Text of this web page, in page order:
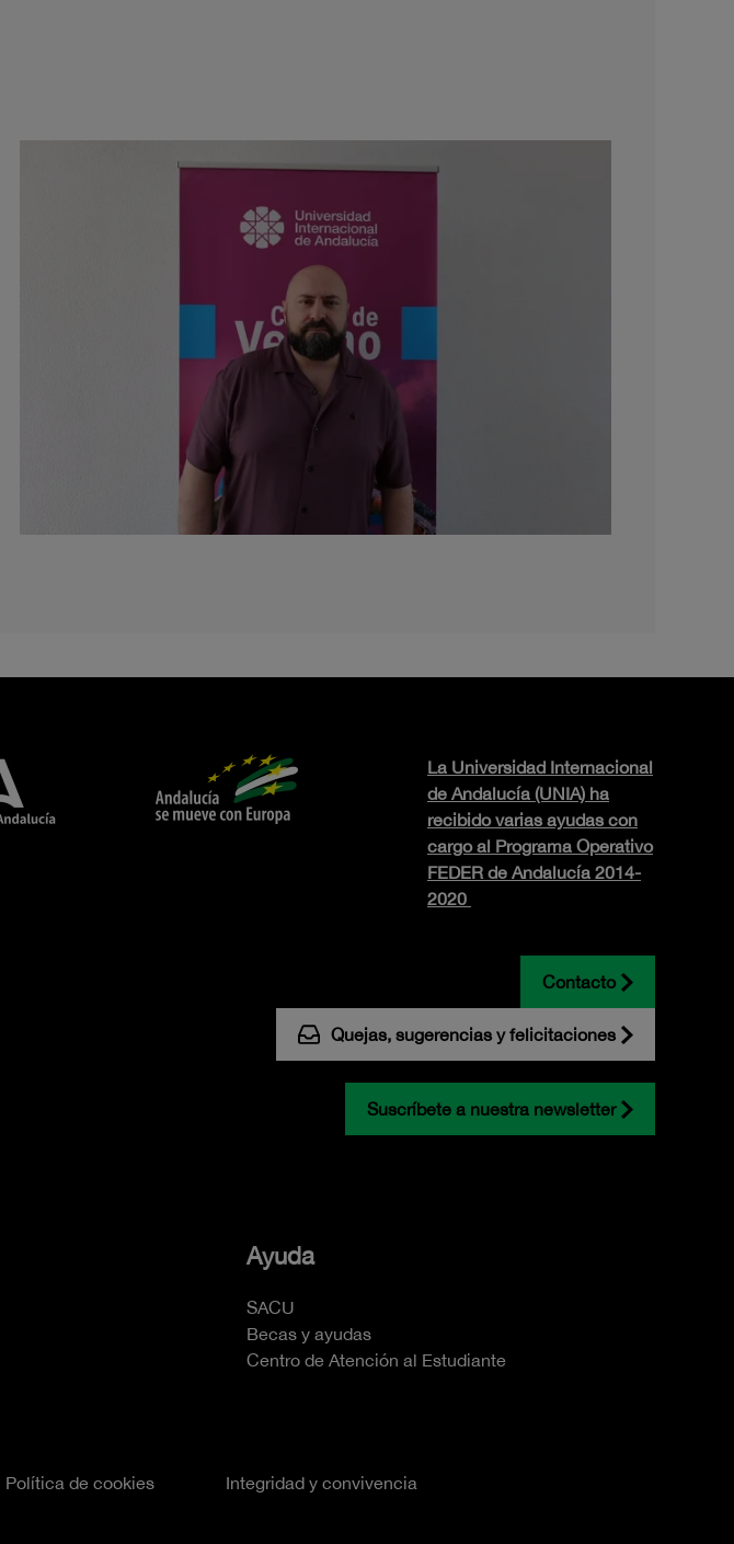
La Universidad Internacional
de Andalucía (UNIA) ha
recibido varias ayudas con
cargo al Programa Operativo
FEDER de Andalucía 2014-
2020
Contacto
Quejas, sugerencias y felicitaciones
Suscríbete a nuestra newsletter
Ayuda
SACU
Becas y ayudas
Centro de Atención al Estudiante
Política de cookies Integridad y convivencia